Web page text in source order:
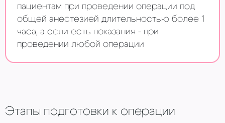
пациентам при проведении операции под
общей анестезией длительностью более 1
часа, а если есть показания - при
проведении любой операции
Этапы подготовки к операции